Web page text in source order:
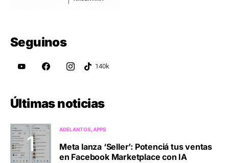
Seguinos
Últimas noticias
ADELANTOS APPS
Meta lanza ‘Seller’: Potenciá tus ventas
en Facebook Marketplace con IA